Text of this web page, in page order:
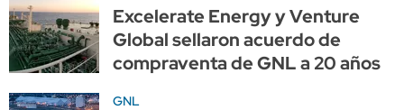
Excelerate Energy y Venture
Global sellaron acuerdo de
compraventa de GNL a 20 años
GNL